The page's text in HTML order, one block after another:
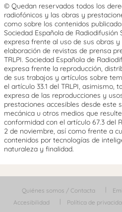
© Quedan reservados todos los
radiofónicos y las obras y
como sobre los contenidos
Sociedad Española de Radiodifusión
expresa frente al uso de sus obras
elaboración de revistas de prensa
TRLPI. Sociedad Española de
expresa frente la reproducción,
de sus trabajos y artículos sobre
el artículo 33.1 del TRLPI, asimismo,
expresa de las reproducciones y
prestaciones accesibles desde este
mecánica u otros medios que
conformidad con el artículo 67.3 del
2 de noviembre, así como frente a
contenidos por tecnologías de
naturaleza y finalidad.
Quiénes somos / Contacta
Accesibilidad
Política de